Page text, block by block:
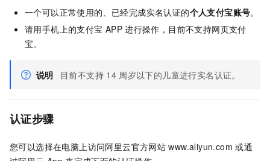
一个可以正常使用的、已经完成实名认证的个人支付宝账号。
请用手机上的支付宝 APP 进行操作，目前不支持网页支付
宝。
说明 目前不支持 14 周岁以下的儿童进行实名认证。
认证步骤
您可以选择在电脑上访问阿里云官方网站 www.aliyun.com 或通